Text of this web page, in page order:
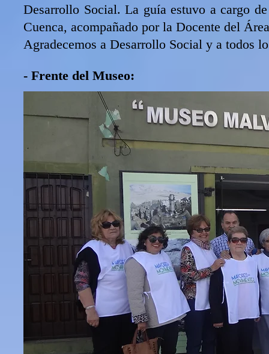
Desarrollo Social. La guía estuvo a cargo
Cuenca, acompañado por la Docente del
Agradecemos a Desarrollo Social y a todos
- Frente del Museo: